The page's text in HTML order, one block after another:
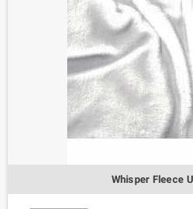
Whisper Fleece